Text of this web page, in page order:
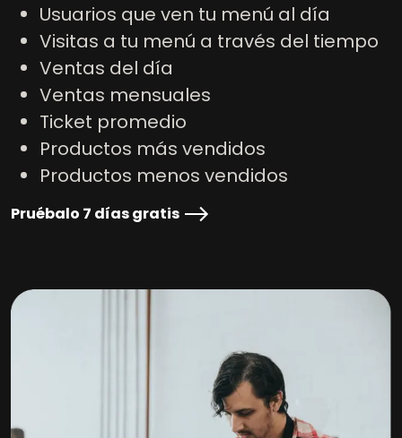
Usuarios que ven tu menú al día
Visitas a tu menú a través del tiempo
Ventas del día
Ventas mensuales
Ticket promedio
Productos más vendidos
Productos menos vendidos
Pruébalo 7 días gratis